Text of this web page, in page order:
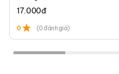
17.000đ
0 (0 đánh giá)